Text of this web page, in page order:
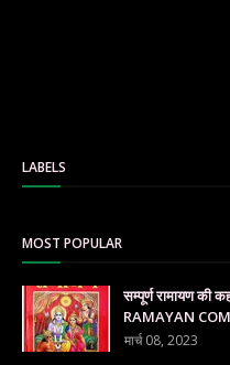
LABELS
MOST POPULAR
सम्पूर्ण रामायण की
RAMAYAN
मार्च 08, 2023